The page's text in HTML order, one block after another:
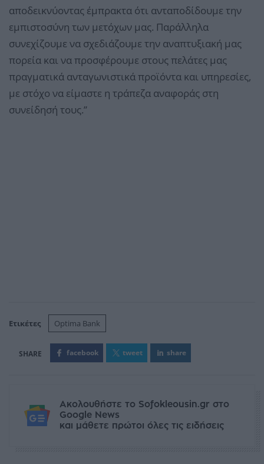
αποδεικνύοντας έμπρακτα ότι ανταποδίδουμε την
εμπιστοσύνη των μετόχων μας. Παράλληλα
συνεχίζουμε να σχεδιάζουμε την αναπτυξιακή μας
πορεία και να προσφέρουμε στους πελάτες μας
πραγματικά ανταγωνιστικά προϊόντα και υπηρεσίες,
με στόχο να είμαστε η τράπεζα αναφοράς στη
συνείδησή τους.’’
Ετικέτες Optima Bank
facebook tweet share
Ακολουθήστε το Sofokleousin.gr στο
Google News
και μάθετε πρώτοι όλες τις ειδήσεις